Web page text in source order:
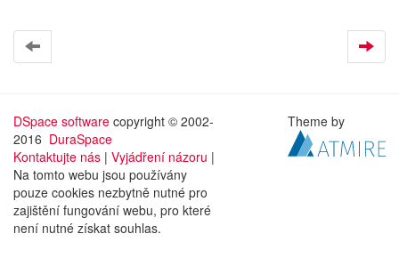
DSpace software copyright © 2002-
2016 DuraSpace
Kontaktujte nás | Vyjádření názoru |
Na tomto webu jsou používány
pouze cookies nezbytně nutné pro
zajištění fungování webu, pro které
není nutné získat souhlas.
Theme by